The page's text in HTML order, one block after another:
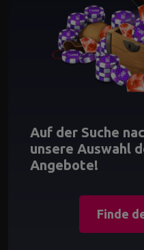
Auf der Suche
unsere Auswahl
Angebote!
Finde